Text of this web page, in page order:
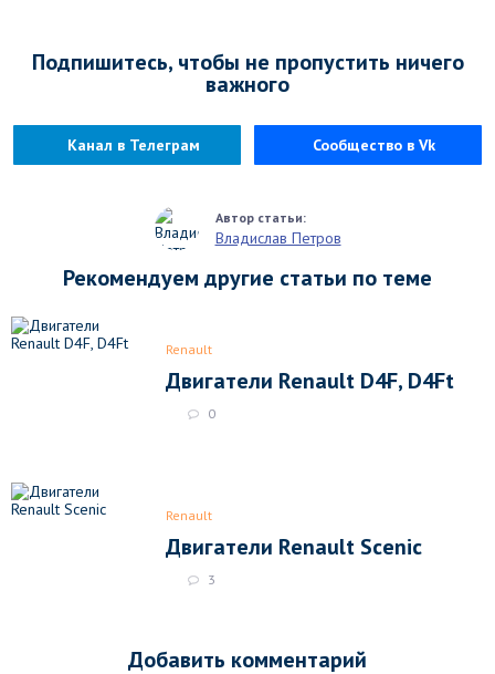
Подпишитесь, чтобы не пропустить ничего
важного
Канал в Телеграм Сообщество в Vk
Владислав Петров
Рекомендуем другие статьи по теме
Renault
Двигатели Renault D4F, D4Ft
0
Renault
Двигатели Renault Scenic
3
Добавить комментарий